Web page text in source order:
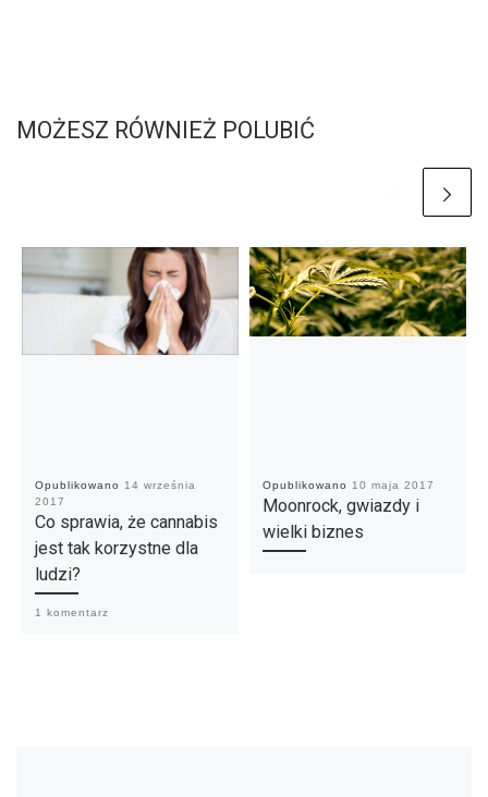
MOŻESZ RÓWNIEŻ POLUBIĆ
Opublikowano
14 września
2017
Co sprawia, że cannabis
jest tak korzystne dla
ludzi?
1 komentarz
Opublikowano 10 maja 2017
Moonrock, gwiazdy i
wielki biznes